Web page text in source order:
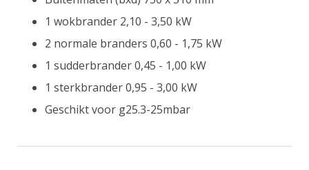
1 wokbrander 2,10 - 3,50 kW
2 normale branders 0,60 - 1,75 kW
1 sudderbrander 0,45 - 1,00 kW
1 sterkbrander 0,95 - 3,00 kW
Geschikt voor g25.3-25mbar